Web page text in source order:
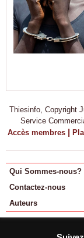
Thiesinfo, Copyright
Service
Accès membres |
Qui Sommes-nous?
Contactez-nous
Auteurs